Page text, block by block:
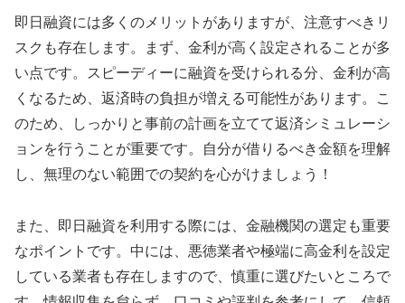
即日融資には多くのメリットがありますが、注意すべきリ
スクも存在します。まず、金利が高く設定されることが多
い点です。スピーディーに融資を受けられる分、金利が高
くなるため、返済時の負担が増える可能性があります。こ
のため、しっかりと事前の計画を立てて返済シミュレーシ
ョンを行うことが重要です。自分が借りるべき金額を理解
し、無理のない範囲での契約を心がけましょう！
また、即日融資を利用する際には、金融機関の選定も重要
なポイントです。中には、悪徳業者や極端に高金利を設定
している業者も存在しますので、慎重に選びたいところで